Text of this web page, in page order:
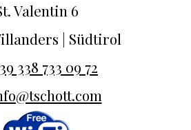
Valentin 6
| Südtirol
338 733 09 72